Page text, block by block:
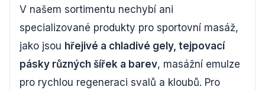
V našem sortimentu nechybí ani
specializované produkty pro sportovní masáž,
jako jsou hřejivé a chladivé gely, tejpovací
pásky různých šířek a barev, masážní emulze
pro rychlou regeneraci svalů a kloubů. Pro